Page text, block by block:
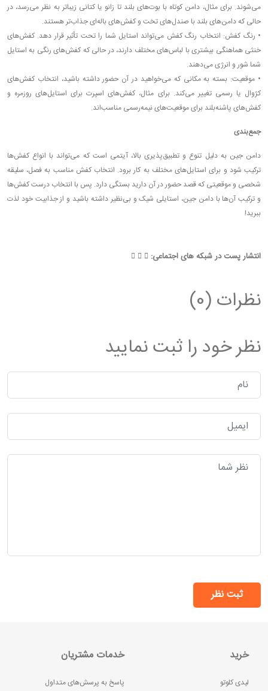
می‌شوند. برای مثال، دامن کوتاه با بوت‌های بلند تا زانو یا کتانی زیباتر به نظر می‌رسد، در
حالی که دامن‌های بلند با صندل‌های تخت و کفش‌های باله‌ای جذاب‌تر هستند.
• رنگ کفش: انتخاب رنگ کفش می‌تواند استایل شما را تحت تأثیر قرار دهد. کفش‌های
خنثی هماهنگی بیشتری با لباس‌های مختلف دارند، در حالی که کفش‌های رنگی به استایل
شما شور و انرژی می‌دهند.
• موقعیت: بسته به مکانی که می‌خواهید در آن حضور داشته باشید، انتخاب کفش‌های
کژوال یا رسمی تغییر می‌کند. برای مثال، کفش‌های اسپرت برای استایل‌های روزمره و
کفش‌های پاشنه‌بلند برای موقعیت‌های نیمه‌رسمی مناسب‌اند.
جمع‌بندی
دامن جین به دلیل تنوع و تطبیق‌پذیری بالا، آیتمی است که می‌تواند با انواع کفش‌ها
ترکیب شود و برای استایل‌های مختلف به کار برود. انتخاب کفش مناسب به فصل، سلیقه
شخصی و موقعیتی که قصد حضور در آن دارید بستگی دارد. پس با انتخاب درست کفش‌ها
و ترکیب آن‌ها با دامن جین، استایلی شیک و بی‌نظیر داشته باشید و از جذابیت خود لذت
ببرید!
انتشار پست در شبکه های اجتماعی:
نظرات (0)
نظر خود را ثبت نمایید
ثبت نظر
خرید
لیدی کلوتو
خدمات مشتریان
پاسخ به پرسش‌های متداول